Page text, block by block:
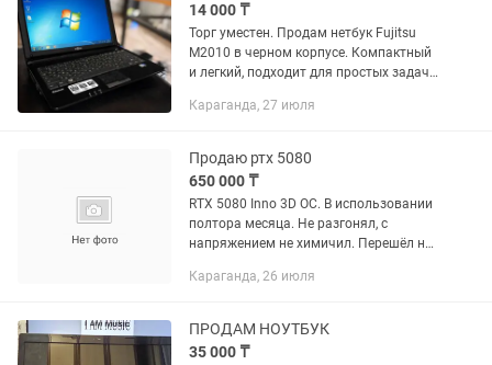
14 000 ₸
Торг уместен. Продам нетбук Fujitsu
M2010 в черном корпусе. Компактный
и легкий, подходит для простых задач,
сети. HDD - 240G - Windows 7. Могу
Караганда, 27 июля
Продаю ртх 5080
650 000 ₸
RTX 5080 Inno 3D OC. В использовании
полтора месяца. Не разгонял, с
напряжением не химичил. Перешёл на
запчастям, имеется материнка Асус
Караганда, 26 июля
ПРОДАМ НОУТБУК
35 000 ₸